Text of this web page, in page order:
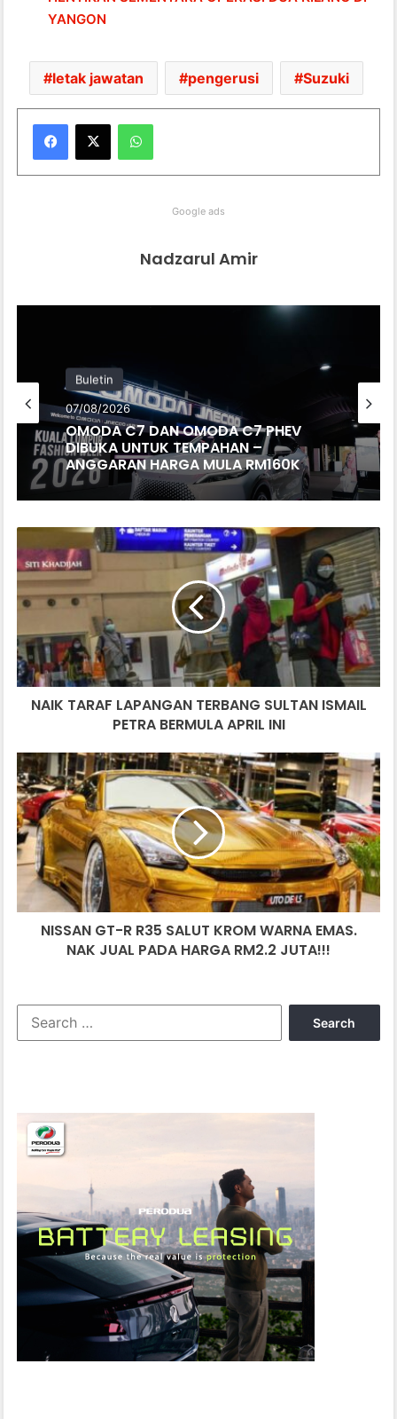
YANGON
letak jawatan pengerusi Suzuki
WhatsApp
Google ads
Nadzarul Amir
Buletin
07/08/2026
OMODA C7 DAN OMODA C7 PHEV
DIBUKA UNTUK TEMPAHAN –
ANGGARAN HARGA MULA RM160K
NAIK
TARAF
LAPANGAN
TERBANG
SULTAN
PETRA
BERMULA
APRIL
NAIK TARAF LAPANGAN TERBANG SULTAN ISMAIL
PETRA BERMULA APRIL INI
NISSAN
GT-
R
R35
SALUT
KROM
WARNA
EMAS.
NAK
JUAL
JUTA!!!
NISSAN GT-R R35 SALUT KROM WARNA EMAS.
NAK JUAL PADA HARGA RM2.2 JUTA!!!